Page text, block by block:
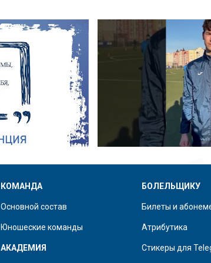
КОМАНДА
Основной состав
Юношеские команды
АКАДЕМИЯ
БОЛЕЛЬЩИКУ
Билеты и
Атрибутика
Стикеры для